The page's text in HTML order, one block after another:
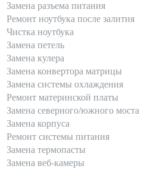
Замена разъема питания
Ремонт ноутбука после залития
Чистка ноутбука
Замена петель
Замена кулера
Замена конвертора матрицы
Замена системы охлаждения
Ремонт материнской платы
Замена северного/южного моста
Замена корпуса
Ремонт системы питания
Замена термопасты
Замена веб-камеры